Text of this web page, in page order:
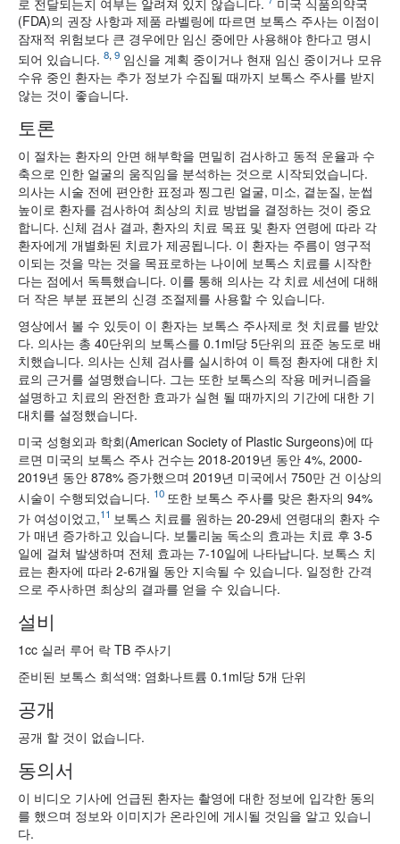
(FDA)의 권장 사항과 제품 라벨링에 따르면 보톡스 주사는 이점이
잠재적 위험보다 큰 경우에만 임신 중에만 사용해야 한다고 명시
되어 있습니다. 8,9 임신을 계획 중이거나 현재 임신 중이거나 모유
수유 중인 환자는 추가 정보가 수집될 때까지 보톡스 주사를 받지
않는 것이 좋습니다.
토론
이 절차는 환자의 안면 해부학을 면밀히 검사하고 동적 운율과 수
축으로 인한 얼굴의 움직임을 분석하는 것으로 시작되었습니다.
의사는 시술 전에 편안한 표정과 찡그린 얼굴, 미소, 곁눈질, 눈썹
높이로 환자를 검사하여 최상의 치료 방법을 결정하는 것이 중요
합니다. 신체 검사 결과, 환자의 치료 목표 및 환자 연령에 따라 각
환자에게 개별화된 치료가 제공됩니다. 이 환자는 주름이 영구적
이되는 것을 막는 것을 목표로하는 나이에 보톡스 치료를 시작한
다는 점에서 독특했습니다. 이를 통해 의사는 각 치료 세션에 대해
더 작은 부분 표본의 신경 조절제를 사용할 수 있습니다.
영상에서 볼 수 있듯이 이 환자는 보톡스 주사제로 첫 치료를 받았
다. 의사는 총 40단위의 보톡스를 0.1ml당 5단위의 표준 농도로 배
치했습니다. 의사는 신체 검사를 실시하여 이 특정 환자에 대한 치
료의 근거를 설명했습니다. 그는 또한 보톡스의 작용 메커니즘을
설명하고 치료의 완전한 효과가 실현 될 때까지의 기간에 대한 기
대치를 설정했습니다.
미국 성형외과 학회(American Society of Plastic Surgeons)에 따
르면 미국의 보톡스 주사 건수는 2018-2019년 동안 4%, 2000-
2019년 동안 878% 증가했으며 2019년 미국에서 750만 건 이상의
시술이 수행되었습니다. 10 또한 보톡스 주사를 맞은 환자의 94%
가 여성이었고,11 보톡스 치료를 원하는 20-29세 연령대의 환자 수
가 매년 증가하고 있습니다. 보툴리눔 독소의 효과는 치료 후 3-5
일에 걸쳐 발생하며 전체 효과는 7-10일에 나타납니다. 보톡스 치
료는 환자에 따라 2-6개월 동안 지속될 수 있습니다. 일정한 간격
으로 주사하면 최상의 결과를 얻을 수 있습니다.
설비
1cc 실러 루어 락 TB 주사기
준비된 보톡스 희석액: 염화나트륨 0.1ml당 5개 단위
공개
공개 할 것이 없습니다.
동의서
이 비디오 기사에 언급된 환자는 촬영에 대한 정보에 입각한 동의
를 했으며 정보와 이미지가 온라인에 게시될 것임을 알고 있습니
다.